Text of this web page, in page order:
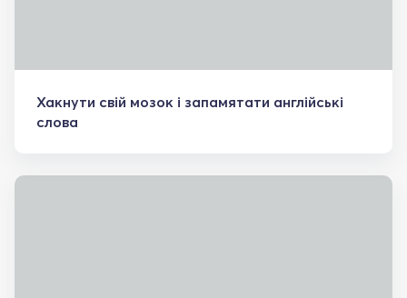
Хакнути свій мозок і запамятати англійські
слова